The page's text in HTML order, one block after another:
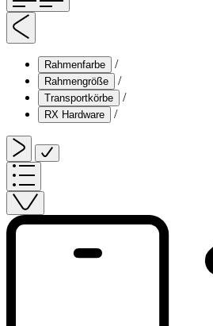
Rahmenfarbe /
Rahmengröße /
Transportkörbe /
RX Hardware /